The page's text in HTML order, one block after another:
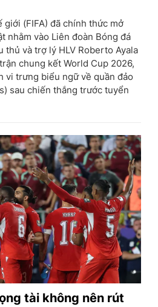
giới (FIFA) đã chính thức mở
nhằm vào Liên đoàn Bóng đá
thủ và trợ lý HLV Roberto Ayala
chung kết World Cup 2026,
vi trưng biểu ngữ về quần đảo
sau chiến thắng trước tuyển
tài không nên rút